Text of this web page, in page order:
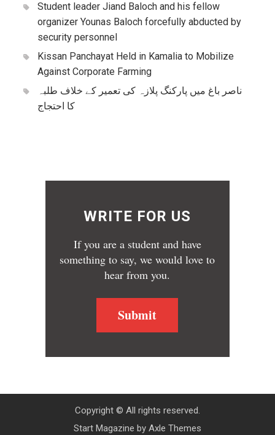
Student leader Jiand Baloch and his fellow
organizer Younas Baloch forcefully abducted by
security personnel
Kissan Panchayat Held in Kamalia to Mobilize
Against Corporate Farming
ناصر باغ میں پارکنگ پلازہ کی تعمیر کے خلاف طلبہ
کا احتجاج
WRITE FOR US
If you are a student and have
something to say, we would love to
hear from you.
Submit
Copyright © All rights reserved.
Start Magazine by Axle Themes